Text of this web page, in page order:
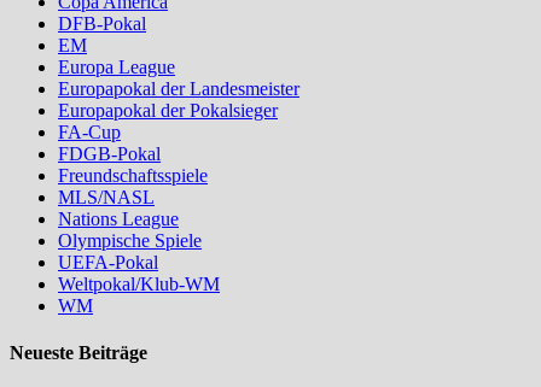
DFB-Pokal
EM
Europa League
Europapokal der Landesmeister
Europapokal der Pokalsieger
FA-Cup
FDGB-Pokal
Freundschaftsspiele
MLS/NASL
Nations League
Olympische Spiele
UEFA-Pokal
Weltpokal/Klub-WM
WM
Neueste Beiträge